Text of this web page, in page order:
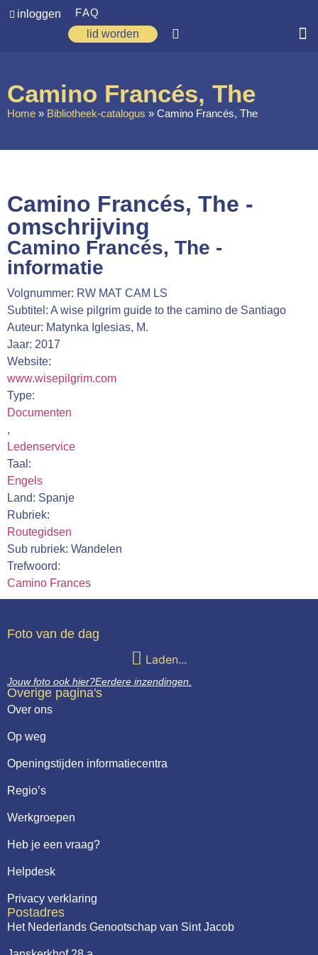
inloggen
FAQ
lid worden
Zoeken
Ervaringen
Regio’s
Nieuws
Agenda
Webshop
Contact
Camino Francés, The
Home » Bibliotheek-catalogus » Camino Francés, The
Camino Francés, The -
omschrijving
Camino Francés, The -
informatie
Volgnummer: RW MAT CAM LS
Subtitel: A wise pilgrim guide to the camino de Santiago
Auteur: Matynka Iglesias, M.
Jaar: 2017
Website:
www.wisepilgrim.com
Type:
Documenten
,
Ledenservice
Taal:
Engels
Land: Spanje
Rubriek:
Routegidsen
Sub rubriek: Wandelen
Trefwoord:
Camino Frances
Foto van de dag
Laden...
Jouw foto ook hier?Eerdere inzendingen.
Overige pagina's
Over ons
Op weg
Openingstijden informatiecentra
Regio’s
Werkgroepen
Heb je een vraag?
Helpdesk
Privacy verklaring
Postadres
Het Nederlands Genootschap van Sint Jacob